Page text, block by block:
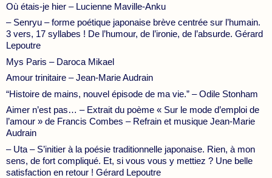
Où étais-je hier – Lucienne Maville-Anku
– Senryu – forme poétique japonaise brève centrée sur l’humain.
3 vers, 17 syllabes ! De l’humour, de l’ironie, de l’absurde. Gérard
Lepoutre
Mys Paris – Daroca Mikael
Amour trinitaire – Jean-Marie Audrain
“Histoire de mains, nouvel épisode de ma vie.” – Odile Stonham
Aimer n’est pas… – Extrait du poème « Sur le mode d’emploi de
l’amour » de Francis Combes – Refrain et musique Jean-Marie
Audrain
– Uta – S’initier à la poésie traditionnelle japonaise. Rien, à mon
sens, de fort compliqué. Et, si vous vous y mettiez ? Une belle
satisfaction en retour ! Gérard Lepoutre